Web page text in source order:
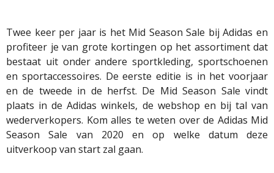
Twee keer per jaar is het Mid Season Sale bij Adidas en
profiteer je van grote kortingen op het assortiment dat
bestaat uit onder andere sportkleding, sportschoenen
en sportaccessoires. De eerste editie is in het voorjaar
en de tweede in de herfst. De Mid Season Sale vindt
plaats in de Adidas winkels, de webshop en bij tal van
wederverkopers. Kom alles te weten over de Adidas Mid
Season Sale van 2020 en op welke datum deze
uitverkoop van start zal gaan.